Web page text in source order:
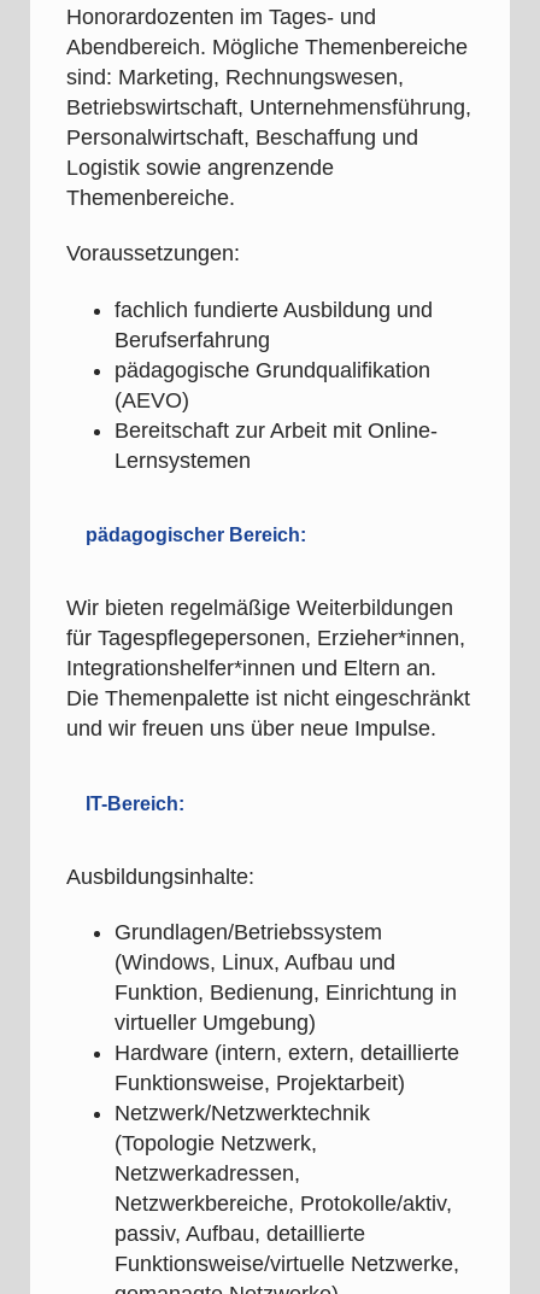
Honorardozenten im Tages- und
Abendbereich. Mögliche Themenbereiche
sind: Marketing, Rechnungswesen,
Betriebswirtschaft, Unternehmensführung,
Personalwirtschaft, Beschaffung und
Logistik sowie angrenzende
Themenbereiche.
Voraussetzungen:
fachlich fundierte Ausbildung und
Berufserfahrung
pädagogische Grundqualifikation
(AEVO)
Bereitschaft zur Arbeit mit Online-
Lernsystemen
pädagogischer Bereich:
Wir bieten regelmäßige Weiterbildungen
für Tagespflegepersonen, Erzieher*innen,
Integrationshelfer*innen und Eltern an.
Die Themenpalette ist nicht eingeschränkt
und wir freuen uns über neue Impulse.
IT-Bereich:
Ausbildungsinhalte:
Grundlagen/Betriebssystem
(Windows, Linux, Aufbau und
Funktion, Bedienung, Einrichtung in
virtueller Umgebung)
Hardware (intern, extern, detaillierte
Funktionsweise, Projektarbeit)
Netzwerk/Netzwerktechnik
(Topologie Netzwerk,
Netzwerkadressen,
Netzwerkbereiche, Protokolle/aktiv,
passiv, Aufbau, detaillierte
Funktionsweise/virtuelle Netzwerke,